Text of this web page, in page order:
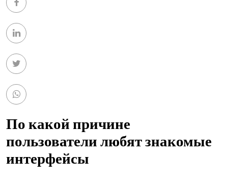
По какой причине
пользователи любят знакомые
интерфейсы